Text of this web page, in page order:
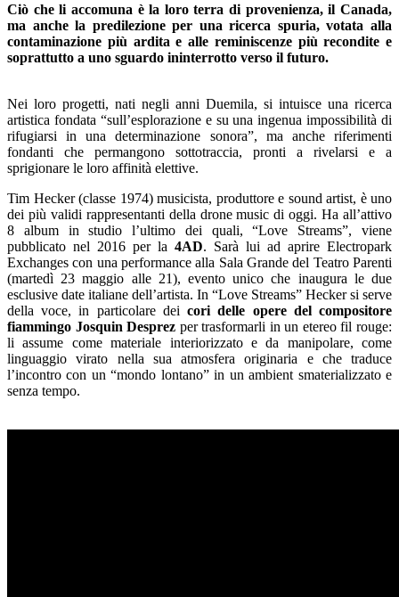
Ciò che li accomuna è la loro terra di provenienza, il Canada,
ma anche la predilezione per una ricerca spuria, votata alla
contaminazione più ardita e alle reminiscenze più recondite e
soprattutto a uno sguardo ininterrotto verso il futuro.
Nei loro progetti, nati negli anni Duemila, si intuisce una ricerca
artistica fondata “sull’esplorazione e su una ingenua impossibilità di
rifugiarsi in una determinazione sonora”, ma anche riferimenti
fondanti che permangono sottotraccia, pronti a rivelarsi e a
sprigionare le loro affinità elettive.
Tim Hecker (classe 1974) musicista, produttore e sound artist, è uno
dei più validi rappresentanti della drone music di oggi. Ha all’attivo
8 album in studio l’ultimo dei quali, “Love Streams”, viene
pubblicato nel 2016 per la 4AD. Sarà lui ad aprire Electropark
Exchanges con una performance alla Sala Grande del Teatro Parenti
(martedì 23 maggio alle 21), evento unico che inaugura le due
esclusive date italiane dell’artista. In “Love Streams” Hecker si serve
della voce, in particolare deicori delle opere del compositore
fiammingo Josquin Desprez per trasformarli in un etereo fil rouge:
li assume come materiale interiorizzato e da manipolare, come
linguaggio virato nella sua atmosfera originaria e che traduce
l’incontro con un “mondo lontano” in un ambient smaterializzato e
senza tempo.